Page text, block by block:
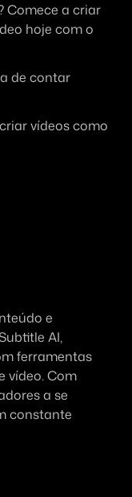
Comece a criar
hoje com o
de contar
vídeos como
e
AI,
ferramentas
vídeo. Com
a se
constante